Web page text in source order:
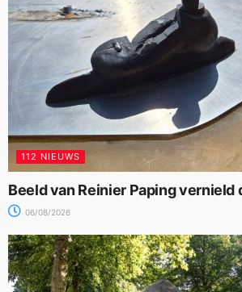
112 NIEUWS
Beeld van Reinier Paping vernield
06/08/2026